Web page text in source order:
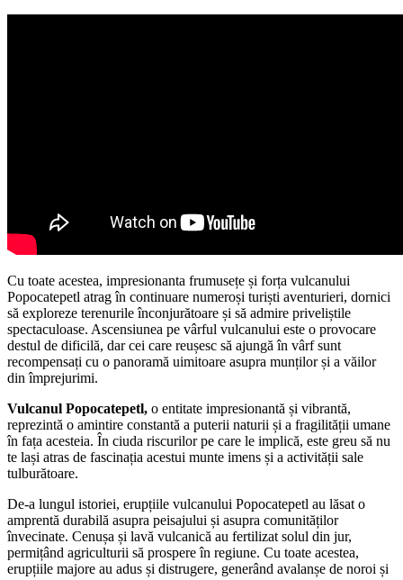
Cu toate acestea, impresionanta frumusețe și forța vulcanului
Popocatepetl atrag în continuare numeroși turiști aventurieri, dornici
să exploreze terenurile înconjurătoare și să admire priveliștile
spectaculoase. Ascensiunea pe vârful vulcanului este o provocare
destul de dificilă, dar cei care reușesc să ajungă în vârf sunt
recompensați cu o panoramă uimitoare asupra munților și a văilor
din împrejurimi.
Vulcanul Popocatepetl, o entitate impresionantă și vibrantă,
reprezintă o amintire constantă a puterii naturii și a fragilității umane
în fața acesteia. În ciuda riscurilor pe care le implică, este greu să nu
te lași atras de fascinația acestui munte imens și a activității sale
tulburătoare.
De-a lungul istoriei, erupțiile vulcanului Popocatepetl au lăsat o
amprentă durabilă asupra peisajului și asupra comunităților
învecinate. Cenușa și lavă vulcanică au fertilizat solul din jur,
permițând agriculturii să prospere în regiune. Cu toate acestea,
erupțiile majore au adus și distrugere, generând avalanșe de noroi și